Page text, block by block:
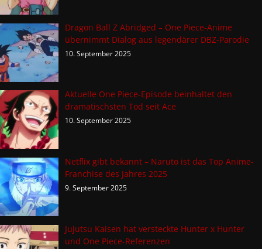
Dragon Ball Z Abridged – One Piece-Anime
übernimmt Dialog aus legendärer DBZ-Parodie
10. September 2025
Aktuelle One Piece-Episode beinhaltet den
dramatischsten Tod seit Ace
10. September 2025
Netflix gibt bekannt – Naruto ist das Top Anime-
Franchise des Jahres 2025
9. September 2025
Jujutsu Kaisen hat versteckte Hunter x Hunter
und One Piece-Referenzen